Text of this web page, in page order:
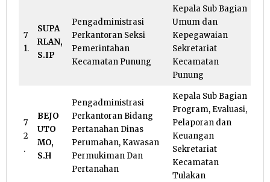
7
1.
SUPA
RLAN,
S.IP
Pengadministrasi
Perkantoran Seksi
Pemerintahan
Kecamatan Punung
Kepala Sub Bagian
Umum dan
Kepegawaian
Sekretariat
Kecamatan
Punung
7
2
.
BEJO
UTO
MO,
S.H
Pengadministrasi
Perkantoran Bidang
Pertanahan Dinas
Perumahan, Kawasan
Permukiman Dan
Pertanahan
Kepala Sub Bagian
Program, Evaluasi,
Pelaporan dan
Keuangan
Sekretariat
Kecamatan
Tulakan